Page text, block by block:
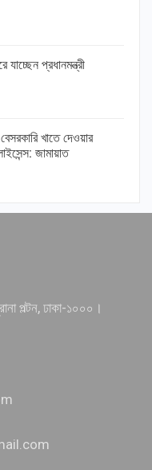
প্রধানমন্ত্রী
খাতে দেওয়ার
জামায়াত
পল্টন, ঢাকা-১০০০।